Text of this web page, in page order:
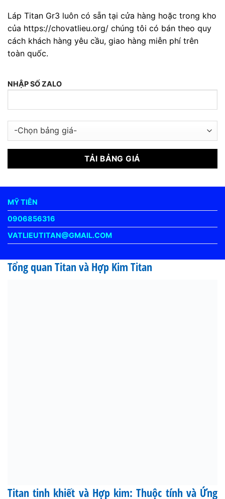
Láp Titan Gr3 luôn có sẵn tại cửa hàng hoặc trong kho
của https://chovatlieu.org/ chúng tôi có bán theo quy
cách khách hàng yêu cầu, giao hàng miễn phí trên
toàn quốc.
NHẬP SỐ ZALO
MỸ TIÊN
0906856316
VATLIEUTITAN@GMAIL.COM
Tổng quan Titan và Hợp Kim Titan
Titan tinh khiết và Hợp kim: Thuộc tính và Ứng